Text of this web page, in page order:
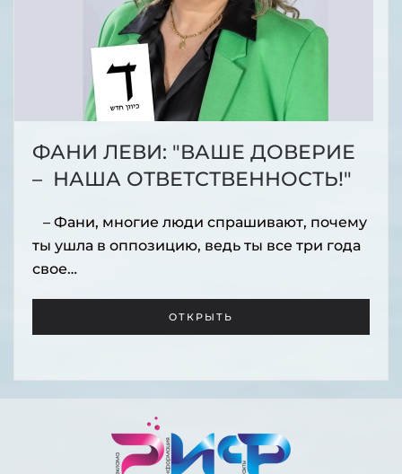
ФАНИ ЛЕВИ: "ВАШЕ ДОВЕРИЕ
– НАША ОТВЕТСТВЕННОСТЬ!"
– Фани, многие люди спрашивают, почему
ты ушла в оппозицию, ведь ты все три года
свое…
ОТКРЫТЬ